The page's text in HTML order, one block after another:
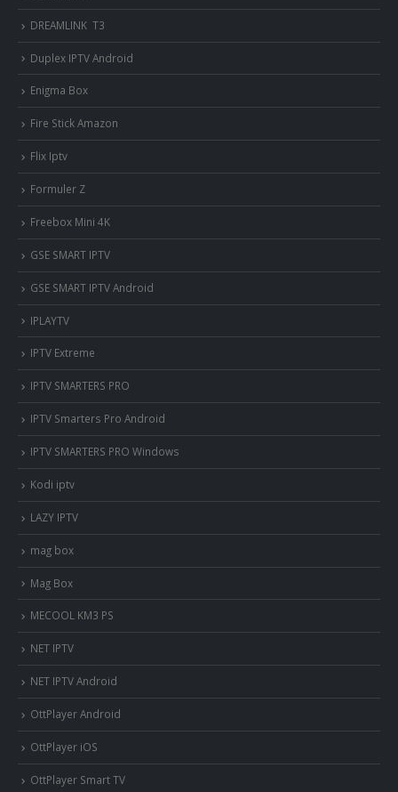
DREAMLINK T3
Duplex IPTV Android
Enigma Box
Fire Stick Amazon
Flix Iptv
Formuler Z
Freebox Mini 4K
‎GSE SMART IPTV
GSE SMART IPTV Android
IPLAYTV
IPTV Extreme
IPTV SMARTERS PRO
IPTV Smarters Pro Android
IPTV SMARTERS PRO Windows
Kodi iptv
LAZY IPTV
mag box
Mag Box
MECOOL KM3 PS
NET IPTV
NET IPTV Android
OttPlayer Android
OttPlayer iOS
OttPlayer Smart TV